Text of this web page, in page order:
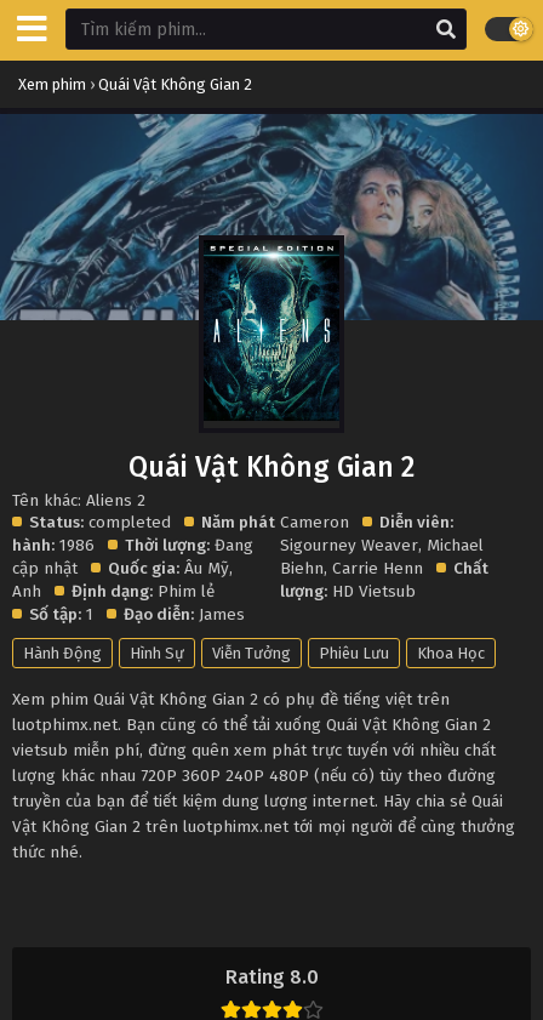
Xem phim › Quái Vật Không Gian 2
Rating 8.0
Quái Vật Không Gian 2
Tên khác: Aliens 2
Status: completed
Năm phát
hành: 1986 Thời lượng: Đang
cập nhật
Quốc gia: Âu Mỹ,
Anh
Định dạng: Phim lẻ
Số tập: 1 Đạo diễn: James
Cameron
Diễn viên:
Sigourney Weaver, Michael
Biehn,Carrie Henn
Chất
lượng: HD Vietsub
Hành Động Hình Sự Viễn Tưởng Phiêu Lưu Khoa Học
Xem phim Quái Vật Không Gian 2 có phụ đề tiếng việt trên
luotphimx.net. Bạn cũng có thể tải xuống Quái Vật Không Gian 2
vietsub miễn phí, đừng quên xem phát trực tuyến với nhiều chất
lượng khác nhau 720P 360P 240P 480P (nếu có) tùy theo đường
truyền của bạn để tiết kiệm dung lượng internet. Hãy chia sẻ Quái
Vật Không Gian 2 trên luotphimx.net tới mọi người để cùng thưởng
thức nhé.